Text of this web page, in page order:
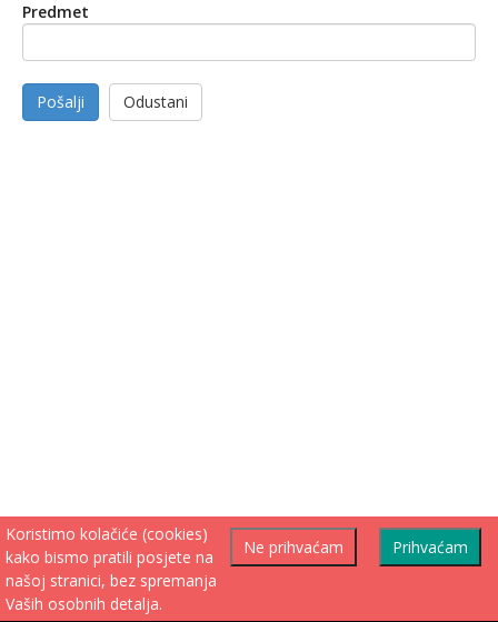
Predmet
Pošalji Odustani
Prihvaćam
Ne prihvaćam
Koristimo kolačiće (cookies)
kako bismo pratili posjete na
našoj stranici, bez spremanja
Vaših osobnih detalja.